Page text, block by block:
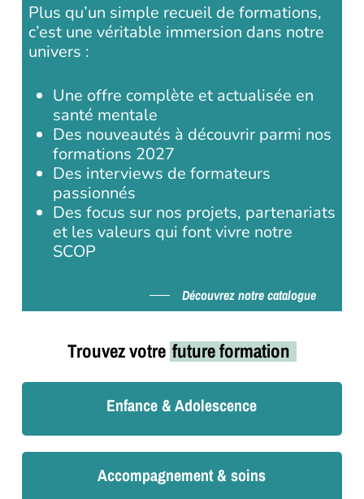
Plus qu’un simple recueil de formations,
c’est une véritable immersion dans notre
univers :
Une offre complète et actualisée en
santé mentale
Des nouveautés à découvrir parmi nos
formations 2027
Des interviews de formateurs
passionnés
Des focus sur nos projets, partenariats
et les valeurs qui font vivre notre
SCOP
Découvrez notre catalogue
Trouvez votre future formation
Enfance & Adolescence
Accompagnement & soins